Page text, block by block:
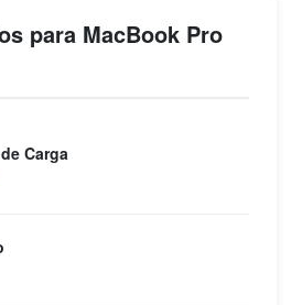
para MacBook Pro
Carga